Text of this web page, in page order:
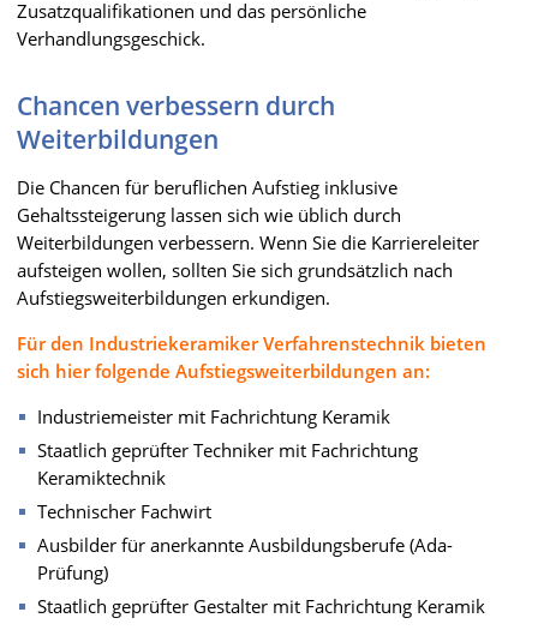
Zusatzqualifikationen und das persönliche
Verhandlungsgeschick.
Chancen verbessern durch
Weiterbildungen
Die Chancen für beruflichen Aufstieg inklusive
Gehaltssteigerung lassen sich wie üblich durch
Weiterbildungen verbessern. Wenn Sie die Karriereleiter
aufsteigen wollen, sollten Sie sich grundsätzlich nach
Aufstiegsweiterbildungen erkundigen.
Für den Industriekeramiker Verfahrenstechnik bieten
sich hier folgende Aufstiegsweiterbildungen an:
Industriemeister mit Fachrichtung Keramik
Staatlich geprüfter Techniker mit Fachrichtung
Keramiktechnik
Technischer Fachwirt
Ausbilder für anerkannte Ausbildungsberufe (Ada-
Prüfung)
Staatlich geprüfter Gestalter mit Fachrichtung Keramik